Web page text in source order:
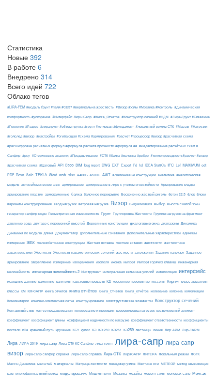
Статистика
Новые 392
В работе 6
Внедрено 314
Всего идей 722
Облако тегов
#LIRA-FEM #модуль Ґрунт #паля #СЕ57 #вертикальна жорсткість #Визор #Узлы #Мозаика #Контроль #Динамическая
комфортность #ускорение #Интерфейс Лиры Сапр #Книга_Отчетов #Конструктор сечений #НДМ #Лира-Грунт #Скважина
#Геология #Разрез #лирагрунт #объем грунта #грунт #котлован #фундамент #локальный режим СТК #Массы #Нагрузки
#гололед #визор #настройки #огибающая #схема #армирования #расчет #процессор #визор #расчетная схема
#расшифровка расчетных формул #формула расчета прочности #формула ## #Редактирование расчётных схем в
Сапфир #рсу #Стержневые аналоги; #Продавливание #СТК #балка #колонна #ребро #теплопроводность#расчет #визор
#расчетная схема #Шаговый API B500 BIM bug report DWG DXF Export Fd hd IDEA StatiCa IFC Lef MAXIMUM odt
PDF Revit Safe TEKLA Word work xlsx А400С А500С АЖТ алюминиевые конструкции аналитика аналитическая
модель антисейсмические швы армирование армирование в лире с учетом огнестойкости Армирование кладки
армирование пластин армокаменные балка балочное перекрытие Бесконечно жёсткий ригель бетон 22.5 блок блоки
варианты конструирования ввод нагрузок ветровая нагрузка Визор Визуализация выбор высота сжатой зоны
генератор сапфир ноды Геометрическая изменяемость Грунт Группировка Жесткости Группы нагрузок на фрагмент
давление вода двутавр с переменной высотой Деревянные конструкции диалоговые окна диапазоны Динамика
Динамика по модулю длина Документатор дополнительные сочетания Дополнительные характеристики единицы
измерения ЖБК железобетонные конструкции Жесткая вставка жесткие вставки жесткости жесткостные
характеристики Жесткость Жесткость параметрических сечений жёсткости загружения Задание нагрузок Заданное
армирование закрепление измерение изображения изополя иконка импорт Импорт горячих клавиш инженерная
нелинейность инженерная нелинейность 2 Инструмент интегральная величина усилий интеполяция интерфейс
исходные данные каменные капитель карстовые провалы КД кессонное перекрытие кессоны Кирпич класс арматуры
классы КМ КМ-САПР книга отчетов книга отчётов Книга_Отчетов Книга_отчётов колебание колонна комбинации
Комментарии конечно-элементная сетка конструирование конструктивные элементы Конструктор сечений
Контактный стык контур продавливания копирование и проекция корректировка нагрузок коструктивный элемент
коэффициент коэффициент длины коэффициент надежности по нагрузке коэффициент ответственности коэффициенты
постели кПа крановый путь кручение КСУ купол КЭ КЭ 259 КЭ251 КЭ259 лестницы линия Лир-АРМ Лир-ЛАРМ
Лира ЛИРА 2019 лира сапр Лира СТК КС Сапфир лира-грунт лира-сапр лира-сапр
визор лира-сапр сапфир справка лира-сапр справка Лира-СТК ЛираСАПР ЛИТЕРА Локальным режим ЛСТК
Массы Динамика масштаб материалы Матрица жесткости менеджер узлов Местные оси МЕТЕОР метод заменяющих
рам многофронтальный метод моделирование Модуль-грунт Мозаика мозайка момент силы мономах-сапр Монтаж